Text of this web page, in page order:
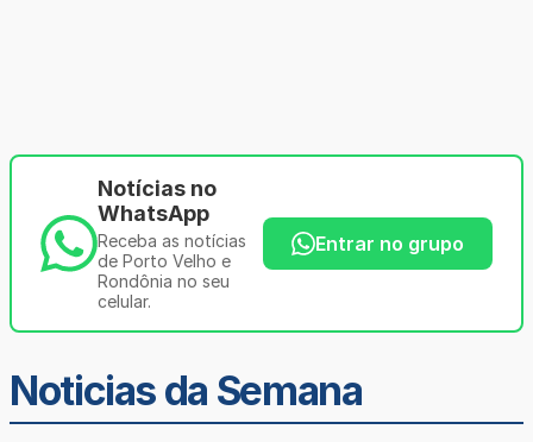
Notícias no
WhatsApp
Receba as notícias
de Porto Velho e
Rondônia no seu
celular.
Entrar no grupo
Noticias da Semana